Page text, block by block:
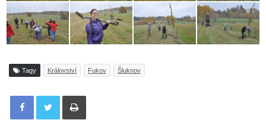
Tagy Království Fukov Šluknov
Tisknout